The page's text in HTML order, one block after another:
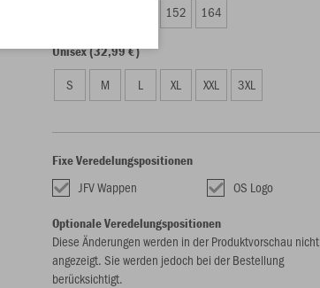
152 164
Unisex (32,99 €)
S M L XL XXL 3XL
Fixe Veredelungspositionen
JFV Wappen OS Logo
Optionale Veredelungspositionen
Diese Änderungen werden in der Produktvorschau nicht
angezeigt. Sie werden jedoch bei der Bestellung
berücksichtigt.